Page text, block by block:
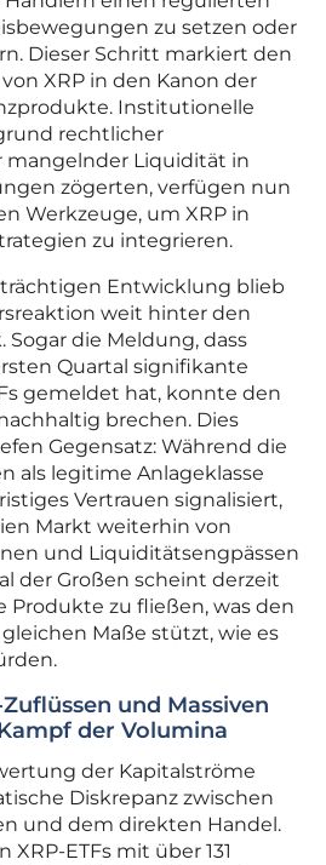
zu setzen oder
Dieser Schritt markiert den
XRP in den Kanon der
Institutionelle
rechtlicher
mangelnder Liquidität in
zögerten, verfügen nun
Werkzeuge, um XRP in
zu integrieren.
Entwicklung blieb
weit hinter den
die Meldung, dass
Quartal signifikante
gemeldet hat, konnte den
brechen. Dies
Gegensatz: Während die
als legitime Anlageklasse
Vertrauen signalisiert,
Markt weiterhin von
und Liquiditätsengpässen
der Großen scheint derzeit
Produkte zu fließen, was den
Maße stützt, wie es
und Massiven
der Volumina
der Kapitalströme
Diskrepanz zwischen
und dem direkten Handel.
ETFs mit über 131